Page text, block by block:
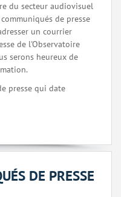
du secteur audiovisuel
de presse
un courrier
de l'Observatoire
serons heureux de
presse qui date
DE PRESSE